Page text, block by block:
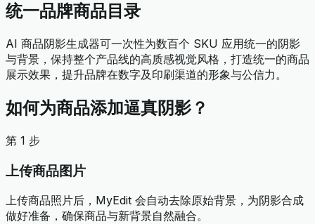
统一品牌商品目录
AI 商品阴影生成器可一次性为数百个 SKU 应用统一的阴影
与背景，保持整个产品线的高质感视觉风格，打造统一的商品
展示效果，提升品牌在数字及印刷渠道的形象与公信力。
如何为商品添加逼真阴影？
第 1 步
上传商品图片
上传商品照片后，MyEdit 会自动去除原始背景，为阴影合成
做好准备，确保商品与新背景自然融合。